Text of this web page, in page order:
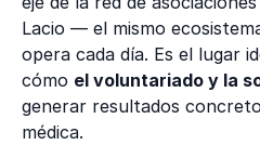
Lacio — el mismo
opera cada día. Es el lugar
cómo el voluntariado y la
generar resultados
médica.